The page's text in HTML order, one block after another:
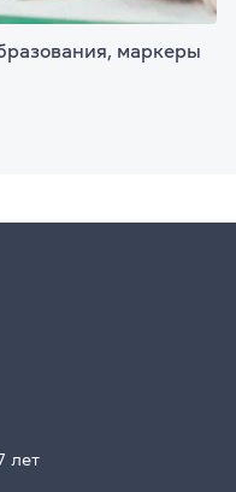
маркеры
лет